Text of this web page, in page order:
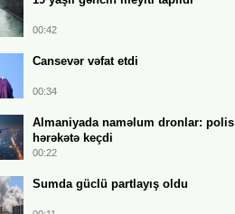
00:42
Cansevər vəfat etdi
00:34
Almaniyada naməlum dronlar: polis
hərəkətə keçdi
00:22
Sumda güclü partlayış oldu